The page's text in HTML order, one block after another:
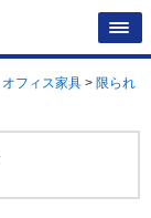
オフィス家具 > 限られ